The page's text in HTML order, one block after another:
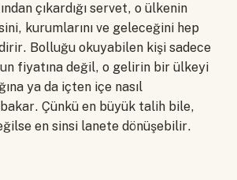
çıkardığı servet, o ülkenin
kurumlarını ve geleceğini hep
Bolluğu okuyabilen kişi sadece
fiyatına değil, o gelirin bir ülkeyi
ya da içten içe nasıl
Çünkü en büyük talih bile,
en sinsi lanete dönüşebilir.